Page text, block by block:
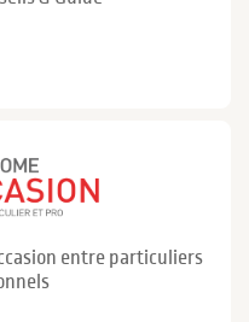
entre particuliers